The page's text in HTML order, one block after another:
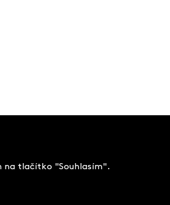
na tlačítko "Souhlasím".